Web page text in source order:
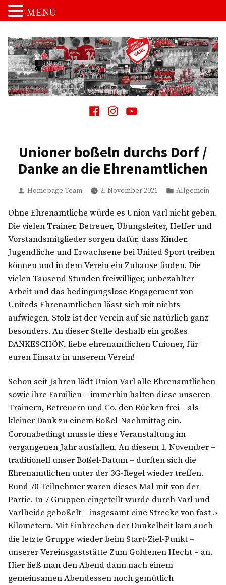
Inhalt
springen
Spvgg. Union Varl
…die Macht vom Schnakenpohl!
FacebookInstagram
Youtube
Unioner boßeln durchs Dorf /
Danke an die Ehrenamtlichen
Verfasst
Homepage-Team 2. November 2021
Veröffentlicht
Allgemein
Ohne Ehrenamtliche würde es Union Varl nicht geben.
Die vielen Trainer, Betreuer, Übungsleiter, Helfer und
Vorstandsmitglieder sorgen dafür, dass Kinder,
Jugendliche und Erwachsene bei United Sport treiben
können und in dem Verein ein Zuhause finden. Die
vielen Tausend Stunden freiwilliger, unbezahlter
Arbeit und das bedingungslose Engagement von
Uniteds Ehrenamtlichen lässt sich mit nichts
aufwiegen. Stolz ist der Verein auf sie natürlich ganz
besonders. An dieser Stelle deshalb ein großes
DANKESCHÖN, liebe ehrenamtlichen Unioner, für
euren Einsatz in unserem Verein!
Schon seit Jahren lädt Union Varl alle Ehrenamtlichen
sowie ihre Familien – immerhin halten diese unseren
Trainern, Betreuern und Co. den Rücken frei – als
kleiner Dank zu einem Boßel-Nachmittag ein.
Coronabedingt musste diese Veranstaltung im
vergangenen Jahr ausfallen. An diesem 1. November –
traditionell unser Boßel-Datum – durften sich die
Ehrenamtlichen unter der 3G-Regel wieder treffen.
Rund 70 Teilnehmer waren dieses Mal mit von der
Partie. In 7 Gruppen eingeteilt wurde durch Varl und
Varlheide geboßelt – insgesamt eine Strecke von fast 5
Kilometern. Mit Einbrechen der Dunkelheit kam auch
die letzte Gruppe wieder beim Start-Ziel-Punkt –
unserer Vereinsgaststätte Zum Goldenen Hecht – an.
Hier ließ man den Abend dann nach einem
gemeinsamen Abendessen noch gemütlich
MENU